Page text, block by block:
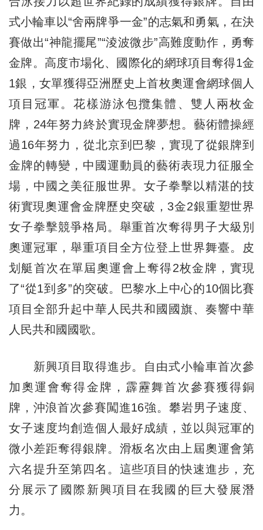
式小輪車以“舍兩牌爭一金”的志氣和勇氣，在決
賽做出“神龍擺尾”“淩波微步”高難度動作，勇奪
金牌。高度市場化、國際化的網球項目奪得1金
1銀，女單獲得亞洲歷史上首枚奧運會網球個人
項目冠軍。花樣游泳包攬集體、雙人兩枚金
牌，24年努力終於實現金牌夢想。藝術體操經
過16年努力，從北京到巴黎，實現了從銀牌到
金牌的轉變，中國運動員的藝術表現力征服全
場，中國之美征服世界。女子拳擊以精湛的技
術實現奧運會金牌歷史突破，3金2銀重塑世界
女子拳擊競爭格局。舉重首次奪得男子大級別
奧運冠軍，舉重項目全方位登上世界舞臺。皮
划艇首次在單屆奧運會上奪得2枚金牌，實現
了“從1到多”的突破。巴黎水上中心的10個比賽
項目全部升起中華人民共和國國旗、奏響中華
人民共和國國歌。
新興項目取得進步。自由式小輪車首次參
加奧運會奪得金牌，霹靂舞首次參賽獲得銅
牌，沖浪首次參賽闖進16強。攀岩男子速度、
女子速度均創造個人最好成績，並以與冠軍的
微小差距奪得銀牌。滑板名次由上屆奧運會第
六名提升至第四名。這些項目的快速進步，充
分展示了國際新興項目在我國的巨大發展潛
力。